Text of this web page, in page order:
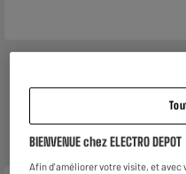
2 ans
BIENVENUE chez ELECTRO DEPOT
Afin d'améliorer votre visite, et avec